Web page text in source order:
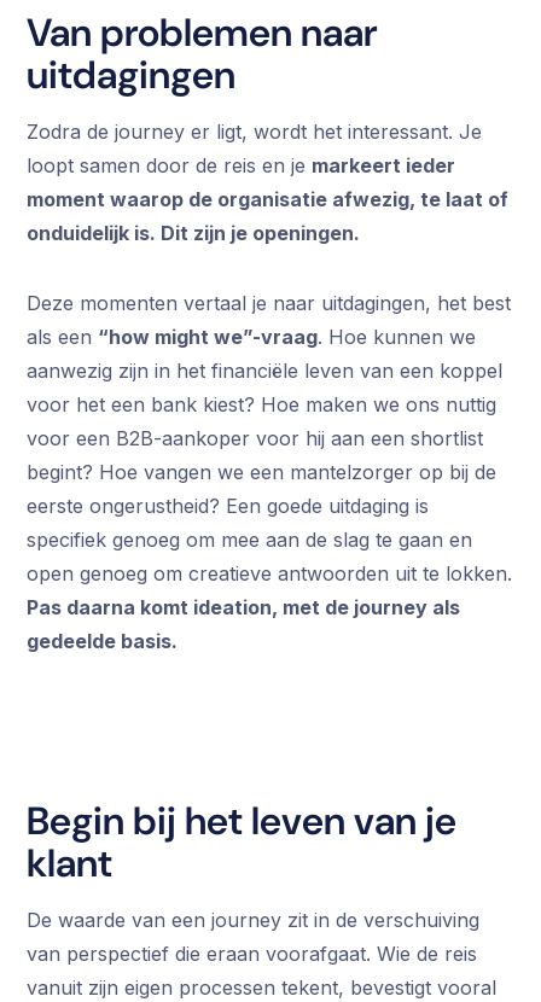
Van problemen naar
uitdagingen
Zodra de journey er ligt, wordt het interessant. Je
loopt samen door de reis en je markeert ieder
moment waarop de organisatie afwezig, te laat of
onduidelijk is. Dit zijn je openingen.
Deze momenten vertaal je naar uitdagingen, het best
als een “how might we”-vraag. Hoe kunnen we
aanwezig zijn in het financiële leven van een koppel
voor het een bank kiest? Hoe maken we ons nuttig
voor een B2B-aankoper voor hij aan een shortlist
begint? Hoe vangen we een mantelzorger op bij de
eerste ongerustheid? Een goede uitdaging is
specifiek genoeg om mee aan de slag te gaan en
open genoeg om creatieve antwoorden uit te lokken.
Pas daarna komt ideation, met de journey als
gedeelde basis.
Begin bij het leven van je
klant
De waarde van een journey zit in de verschuiving
van perspectief die eraan voorafgaat. Wie de reis
vanuit zijn eigen processen tekent, bevestigt vooral